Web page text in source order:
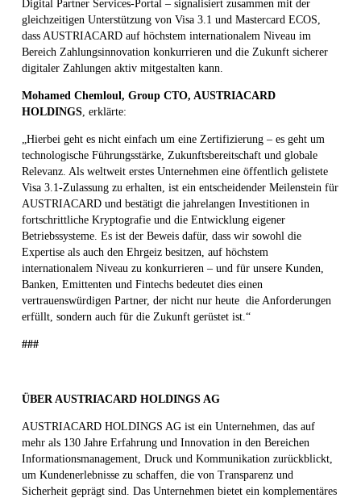
Digital Partner Services-Portal – signalisiert zusammen mit der
gleichzeitigen Unterstützung von Visa 3.1 und Mastercard ECOS,
dass AUSTRIACARD auf höchstem internationalem Niveau im
Bereich Zahlungsinnovation konkurrieren und die Zukunft sicherer
digitaler Zahlungen aktiv mitgestalten kann.
Mohamed Chemloul, Group CTO, AUSTRIACARD
HOLDINGS , erklärte:
„Hierbei geht es nicht einfach um eine Zertifizierung – es geht um
technologische Führungsstärke, Zukunftsbereitschaft und globale
Relevanz. Als weltweit erstes Unternehmen eine öffentlich gelistete
Visa 3.1-Zulassung zu erhalten, ist ein entscheidender Meilenstein für
AUSTRIACARD und bestätigt die jahrelangen Investitionen in
fortschrittliche Kryptografie und die Entwicklung eigener
Betriebssysteme. Es ist der Beweis dafür, dass wir sowohl die
Expertise als auch den Ehrgeiz besitzen, auf höchstem
internationalem Niveau zu konkurrieren – und für unsere Kunden,
Banken, Emittenten und Fintechs bedeutet dies einen
vertrauenswürdigen Partner, der nicht nur heute die Anforderungen
erfüllt, sondern auch für die Zukunft gerüstet ist.“
###
ÜBER AUSTRIACARD HOLDINGS AG
AUSTRIACARD HOLDINGS AG ist ein Unternehmen, das auf
mehr als 130 Jahre Erfahrung und Innovation in den Bereichen
Informationsmanagement, Druck und Kommunikation zurückblickt,
um Kundenerlebnisse zu schaffen, die von Transparenz und
Sicherheit geprägt sind. Das Unternehmen bietet ein komplementäres